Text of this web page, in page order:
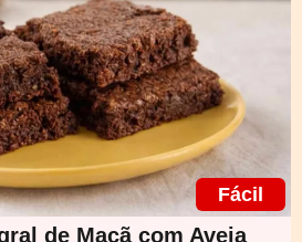
Fácil
de Maçã com Aveia